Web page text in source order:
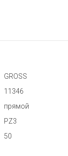
GROSS
11346
прямой
PZ3
50